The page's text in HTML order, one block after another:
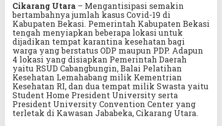
Cikarang Utara – Mengantisipasi semakin
bertambahnya jumlah kasus Covid-19 di
Kabupaten Bekasi. Pemerintah Kabupaten Bekasi
tengah menyiapkan beberapa lokasi untuk
dijadikan tempat karantina kesehatan bagi
warga yang berstatus ODP maupun PDP. Adapun
4 lokasi yang disiapkan Pemerintah Daerah
yaitu RSUD Cabangbungin, Balai Pelatihan
Kesehatan Lemahabang milik Kementrian
Kesehatan RI, dan dua tempat milik Swasta yaitu
Student Home President University serta
President University Convention Center yang
terletak di Kawasan Jababeka, Cikarang Utara.